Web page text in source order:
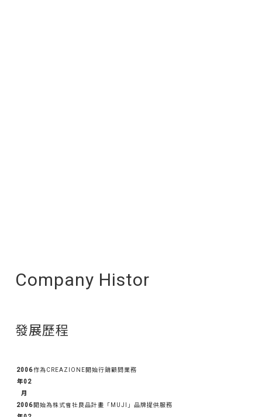
Company Histor
發展歷程
2006
年02
月
作為CREAZIONE開始行銷顧問業務
2006 開始為株式會社良品計畫「MUJI」品牌提供服務